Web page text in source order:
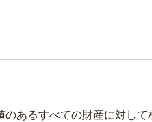
あるすべての財産に対し